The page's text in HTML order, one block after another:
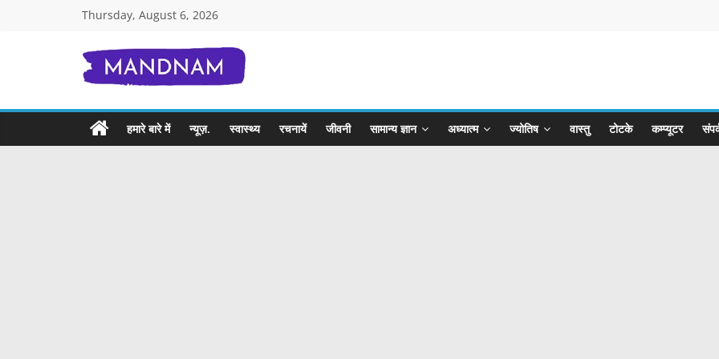
Thursday, August 6, 2026
Mandnam.com
जाने
एक-
हमारे बारे में न्यूज़. स्वास्थ्य रचनायें जीवनी सामान्य ज्ञान अध्यात्म ज्योतिष वास्तु टोटके कम्प्यूटर